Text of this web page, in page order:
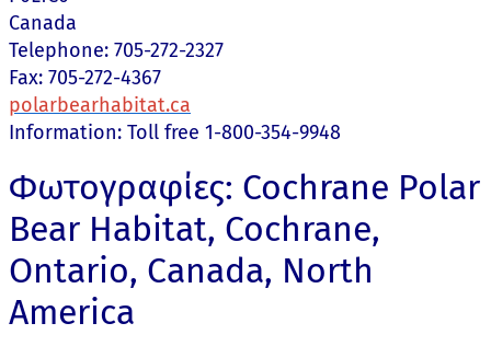
Canada
Telephone: 705-272-2327
Fax: 705-272-4367
polarbearhabitat.ca
Information: Toll free 1-800-354-9948
Φωτογραφίες: Cochrane Polar
Bear Habitat, Cochrane,
Ontario, Canada, North
America